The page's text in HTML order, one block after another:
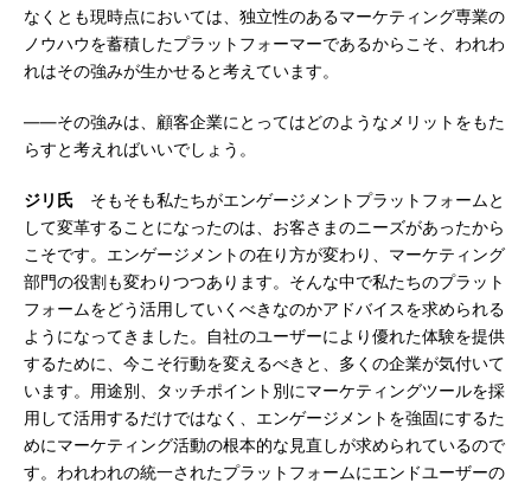
なくとも現時点においては、独立性のあるマーケティング専業の
ノウハウを蓄積したプラットフォーマーであるからこそ、われわ
れはその強みが生かせると考えています。
――その強みは、顧客企業にとってはどのようなメリットをもた
らすと考えればいいでしょう。
ジリ氏 そもそも私たちがエンゲージメントプラットフォームと
して変革することになったのは、お客さまのニーズがあったから
こそです。エンゲージメントの在り方が変わり、マーケティング
部門の役割も変わりつつあります。そんな中で私たちのプラット
フォームをどう活用していくべきなのかアドバイスを求められる
ようになってきました。自社のユーザーにより優れた体験を提供
するために、今こそ行動を変えるべきと、多くの企業が気付いて
います。用途別、タッチポイント別にマーケティングツールを採
用して活用するだけではなく、エンゲージメントを強固にするた
めにマーケティング活動の根本的な見直しが求められているので
す。われわれの統一されたプラットフォームにエンドユーザーの